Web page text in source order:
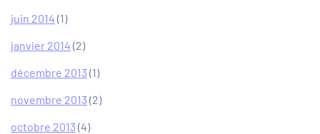
juin 2014 (1)
janvier 2014 (2)
décembre 2013 (1)
novembre 2013 (2)
octobre 2013 (4)